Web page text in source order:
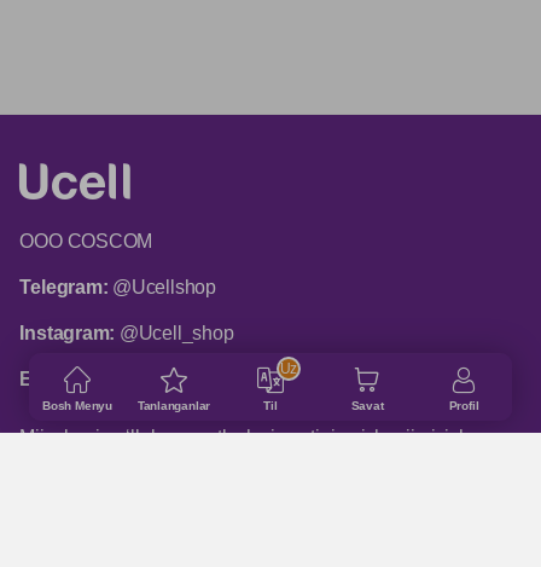
Bosh Menyu Tanlanganlar Til
Uz
Savat Profil
ООО COSCOM
Telegram: @Ucellshop
Instagram: @Ucell_shop
Email:shop@ucell.uz
Mijozlarni qo‘llab-quvvatlash xizmatining ish rejimi: ish